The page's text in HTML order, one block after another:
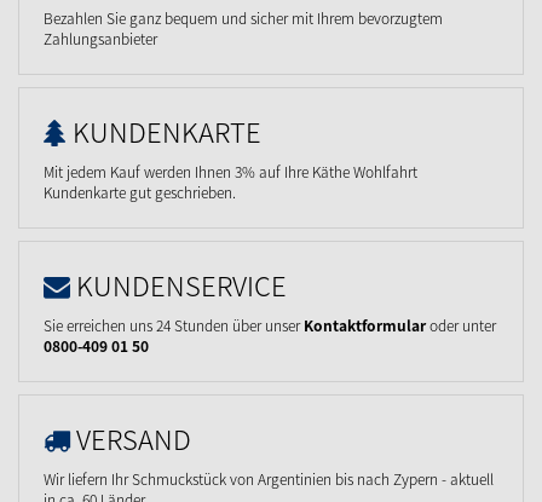
Bezahlen Sie ganz bequem und sicher mit Ihrem bevorzugtem
Zahlungsanbieter
KUNDENKARTE
Mit jedem Kauf werden Ihnen 3% auf Ihre Käthe Wohlfahrt
Kundenkarte gut geschrieben.
KUNDENSERVICE
Sie erreichen uns 24 Stunden über unserKontaktformularoder unter
0800-409 01 50
VERSAND
Wir liefern Ihr Schmuckstück von Argentinien bis nach Zypern - aktuell